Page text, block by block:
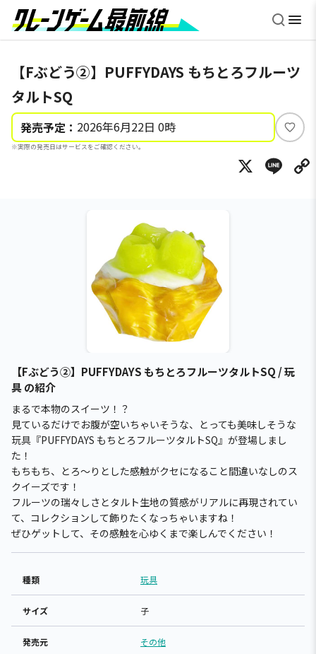
【Fぶどう②】PUFFYDAYS もちとろフルーツ
タルトSQ
発売予定： 2026年6月22日 0時
※実際の発売日はサービスをご確認ください。
い
ね
X
【Fぶどう②】PUFFYDAYS もちとろフルーツタルトSQ / 玩
具 の紹介
まるで本物のスイーツ！？
見ているだけでお腹が空いちゃいそうな、とっても美味しそうな
玩具『PUFFYDAYS もちとろフルーツタルトSQ』が登場しまし
た！
もちもち、とろ〜りとした感触がクセになること間違いなしのス
クイーズです！
フルーツの瑞々しさとタルト生地の質感がリアルに再現されてい
て、コレクションして飾りたくなっちゃいますね！
ぜひゲットして、その感触を心ゆくまで楽しんでください！
種類 玩具
サイズ 子
発売元 その他